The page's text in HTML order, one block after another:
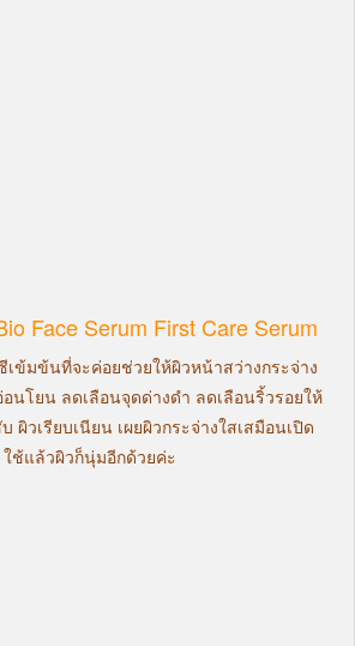
Face Serum First Care Serum
นที่จะค่อยช่วยให้ผิวหน้าสว่างกระจ่าง
นโยน ลดเลือนจุดด่างดำ ลดเลือนริ้วรอยให้
ผิวเรียบเนียน เผยผิวกระจ่างใสเสมือนเปิด
ช้แล้วผิวก็นุ่มอีกด้วยค่ะ